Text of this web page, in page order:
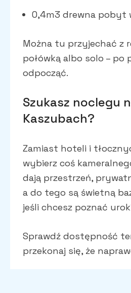
0,4m3 drewna pobyt
Można tu przyjechać z
połówką albo solo – po
odpocząć.
Szukasz noclegu
Kaszubach?
Zamiast hoteli i
wybierz coś
dają przestrzeń,
a do tego są świetną
jeśli chcesz poznać
Sprawdź dostępność
przekonaj się, że